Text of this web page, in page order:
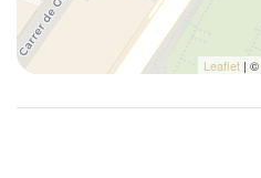
Leaflet | ©